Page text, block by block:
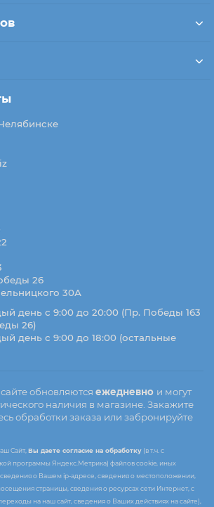
26
30А
день с 9:00 до 20:00 (Пр. Победы 163
26)
день с 9:00 до 18:00 (остальные
обновляются ежедневно и могут
наличия в магазине. Закажите
обработки заказа или забронируйте
Сайт, Вы даете согласие на обработку (в т.ч. с
программы Яндекс.Метрика) файлов cookie, иных
о Вашем ip-адресе, сведения о местоположении,
страницы, сведения о ресурсах сети Интернет, с
на наш сайт, сведения о Ваших действиях на сайте),